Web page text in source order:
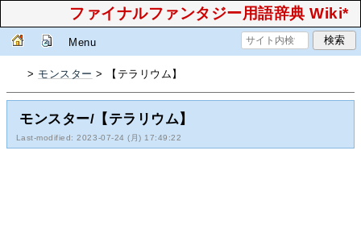
ファイナルファンタジー用語辞典 Wiki*
Menu
> モンスター > 【テラリウム】
モンスター/【テラリウム】
Last-modified: 2023-07-24 (月) 17:49:22